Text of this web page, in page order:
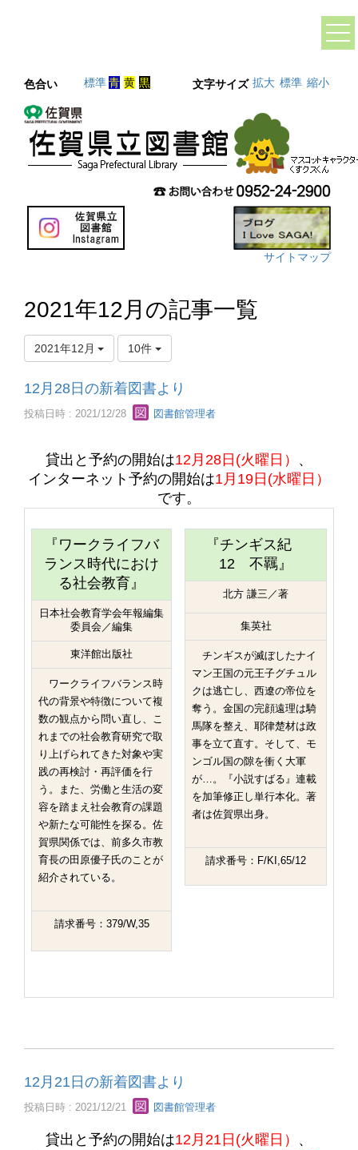
色合い 標準青 黄 黒 文字サイズ 拡大 標準 縮小
サイトマップ
2021年12月の記事一覧
2021年12月 10件
12月28日の新着図書より
投稿日時 : 2021/12/28 図書館管理者
貸出と予約の開始は12月28日(火曜日） 、
インターネット予約の開始は1月19日(水曜日）
です。
『ワークライフバ
ランス時代におけ
る社会教育』
日本社会教育学会年報編集
委員会／編集
東洋館出版社
ワークライフバランス時
代の背景や特徴について複
数の観点から問い直し、こ
れまでの社会教育研究で取
り上げられてきた対象や実
践の再検討・再評価を行
う。また、労働と生活の変
容を踏まえ社会教育の課題
や新たな可能性を探る。佐
賀県関係では、前多久市教
育長の田原優子氏のことが
紹介されている。
請求番号：379/W,35
『チンギス紀
12 不羈』
北方 謙三／著
集英社
チンギスが滅ぼしたナイ
マン王国の元王子グチュル
クは逃亡し、西遼の帝位を
奪う。金国の完顔遠理は騎
馬隊を整え、耶律楚材は政
事を立て直す。そして、モ
ンゴル国の隙を衝く大軍
が…。『小説すばる』連載
を加筆修正し単行本化。著
者は佐賀県出身。
請求番号：F/KI,65/12
12月21日の新着図書より
投稿日時 : 2021/12/21 図書館管理者
貸出と予約の開始は12月21日(火曜日） 、